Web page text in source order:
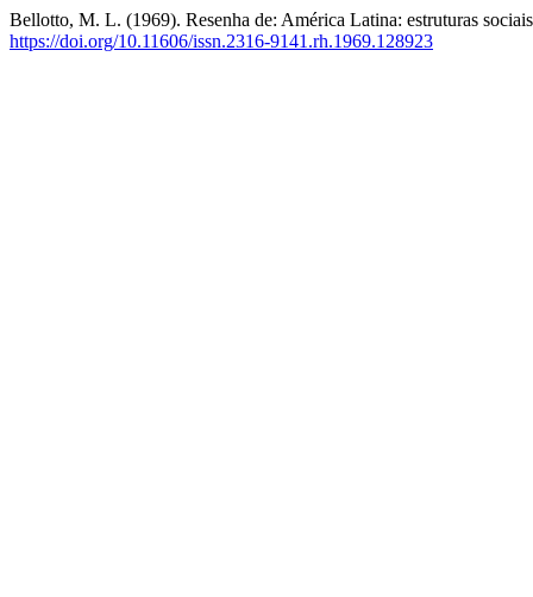
Bellotto, M. L. (1969). Resenha de: América Latina: estruturas
https://doi.org/10.11606/issn.2316-9141.rh.1969.128923